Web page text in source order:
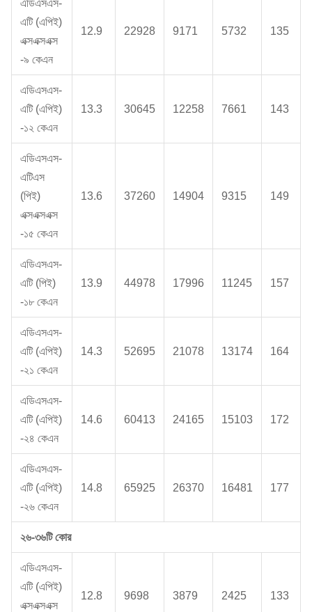
এডিএসএস-
এটি (এপিই)
এক্সএক্সএক্স
-৯ কেএন
12.9 22928 9171 5732 135
এডিএসএস-
এটি (এপিই)
-১২ কেএন
13.3 30645 12258 7661 143
এডিএসএস-
এটিএস
(পিই)
এক্সএক্সএক্স
-১৫ কেএন
13.6 37260 14904 9315 149
এডিএসএস-
এটি (পিই)
-১৮ কেএন
13.9 44978 17996 11245 157
এডিএসএস-
এটি (এপিই)
-২১ কেএন
14.3 52695 21078 13174 164
এডিএসএস-
এটি (এপিই)
-২৪ কেএন
14.6 60413 24165 15103 172
এডিএসএস-
এটি (এপিই)
-২৬ কেএন
14.8 65925 26370 16481 177
২৬-৩৬টি কোর
এডিএসএস-
এটি (এপিই)
এক্সএক্সএক্স
12.8 9698 3879 2425 133